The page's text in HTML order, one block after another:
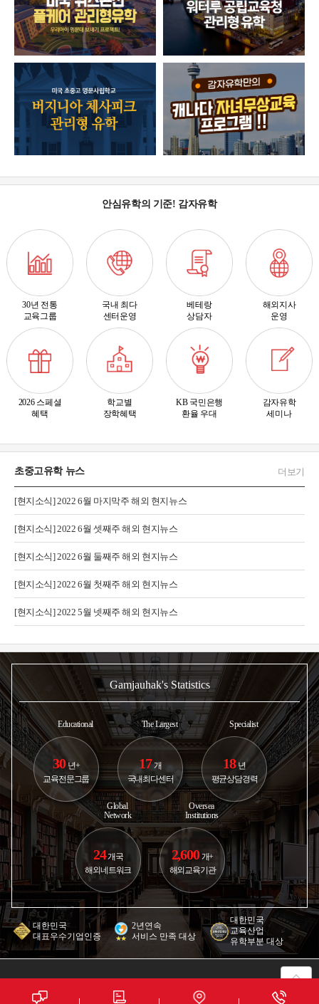
안심유학의 기준! 감자유학
30년 전통
교육그룹
국내 최다
센터운영
베테랑
상담자
해외지사
운영
2026 스페셜
혜택
학교별
장학혜택
KB 국민은행
환율 우대
감자유학
세미나
초중고유학 뉴스 더보기
[현지소식] 2022 6월 마지막주 해외 현지뉴스
[현지소식] 2022 6월 셋째주 해외 현지뉴스
[현지소식] 2022 6월 둘째주 해외 현지뉴스
[현지소식] 2022 6월 첫째주 해외 현지뉴스
[현지소식] 2022 5월 넷째주 해외 현지뉴스
Gamjauhak's Statistics
Educational
30 년+
교육전문그룹
The Largest
17 개
국내최다센터
Specialist
18 년
평균상담경력
Global
Network
24 개국
해외네트워크
Oversea
Institutions
2,600 개+
해외교육기관
대한민국
대표우수기업인증
2년연속
서비스 만족 대상
대한민국
교육산업
유학부분 대상